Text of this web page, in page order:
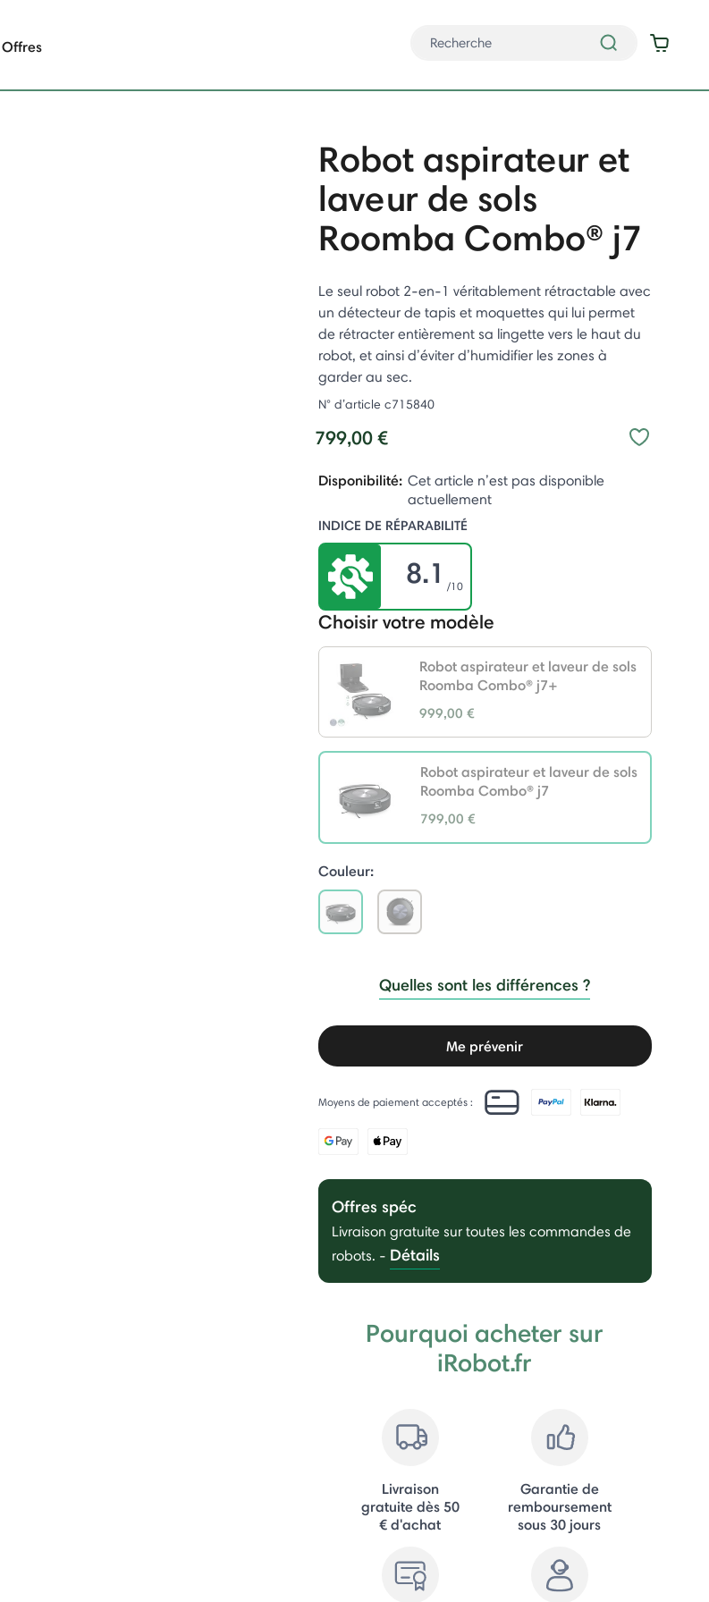
Offres
Robot aspirateur et
laveur de sols
Roomba Combo® j7
Le seul robot 2-en-1 véritablement rétractable avec
un détecteur de tapis et moquettes qui lui permet
de rétracter entièrement sa lingette vers le haut du
robot, et ainsi d’éviter d’humidifier les zones à
garder au sec.
N° d’article c715840
799,00 €
Disponibilité: Cet article n’est pas disponible
actuellement
INDICE DE RÉPARABILITÉ
8.1 /10
Choisir votre modèle
Robot aspirateur et laveur de sols
Roomba Combo® j7+
999,00 €
Robot aspirateur et laveur de sols
Roomba Combo® j7
799,00 €
selected
Couleur:
Quelles sont les différences ?
Me prévenir
Moyens de paiement acceptés :
Offres spéc
Livraison gratuite sur toutes les commandes de
robots. - Détails
Pourquoi acheter sur
iRobot.fr
Livraison
gratuite dès 50
€ d'achat
Garantie de
remboursement
sous 30 jours